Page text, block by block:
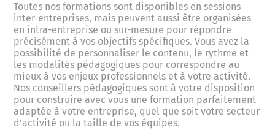
Toutes nos formations sont disponibles en sessions
inter-entreprises, mais peuvent aussi être organisées
en intra-entreprise ou sur-mesure pour répondre
précisément à vos objectifs spécifiques. Vous avez la
possibilité de personnaliser le contenu, le rythme et
les modalités pédagogiques pour correspondre au
mieux à vos enjeux professionnels et à votre activité.
Nos conseillers pédagogiques sont à votre disposition
pour construire avec vous une formation parfaitement
adaptée à votre entreprise, quel que soit votre secteur
d’activité ou la taille de vos équipes.